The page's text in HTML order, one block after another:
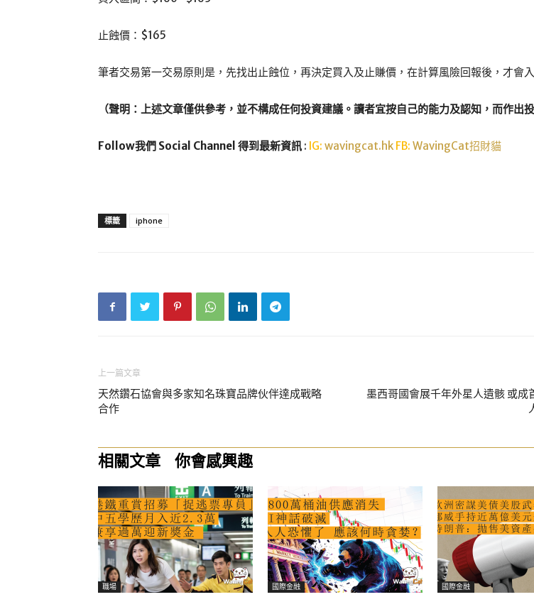
止蝕價：$165
筆者交易第一交易原則是，先找出止蝕位，再決定買入及止賺價，在計算風險回報後，才會入
（聲明：上述文章僅供參考，並不構成任何投資建議。讀者宜按自己的能力及認知，而作出投
Follow我們 Social Channel 得到最新資訊 : IG: wavingcat.hkFB: WavingCat招財貓
標籤 iphone
上一篇文章
天然鑽石協會與多家知名珠寶品牌伙伴達成戰略
合作
墨西哥國會展千年外星人遺骸 或成
相關文章 你會感興趣
職場 國際金融 國際金融